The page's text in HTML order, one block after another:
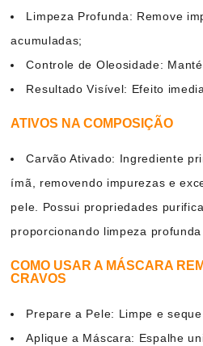
Limpeza Profunda: Remove
acumuladas;
Controle de Oleosidade:
Resultado Visível: Efeito
ATIVOS NA COMPOSIÇÃO
Carvão Ativado: Ingrediente
ímã, removendo impurezas e
pele. Possui propriedades
proporcionando limpeza profunda
COMO USAR A MÁSCARA
CRAVOS
Prepare a Pele: Limpe e
Aplique a Máscara: Espalhe